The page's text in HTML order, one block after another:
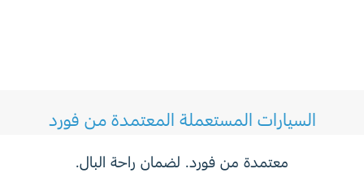
جميع القطع الداخلية المشحمة
محاور و حمالات التحرير
السيارات المستعملة المعتمدة من فورد
معتمدة من فورد. لضمان راحة البال.